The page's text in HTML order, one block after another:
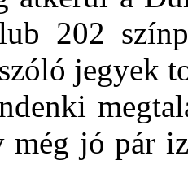
202
jegyek
jó pár